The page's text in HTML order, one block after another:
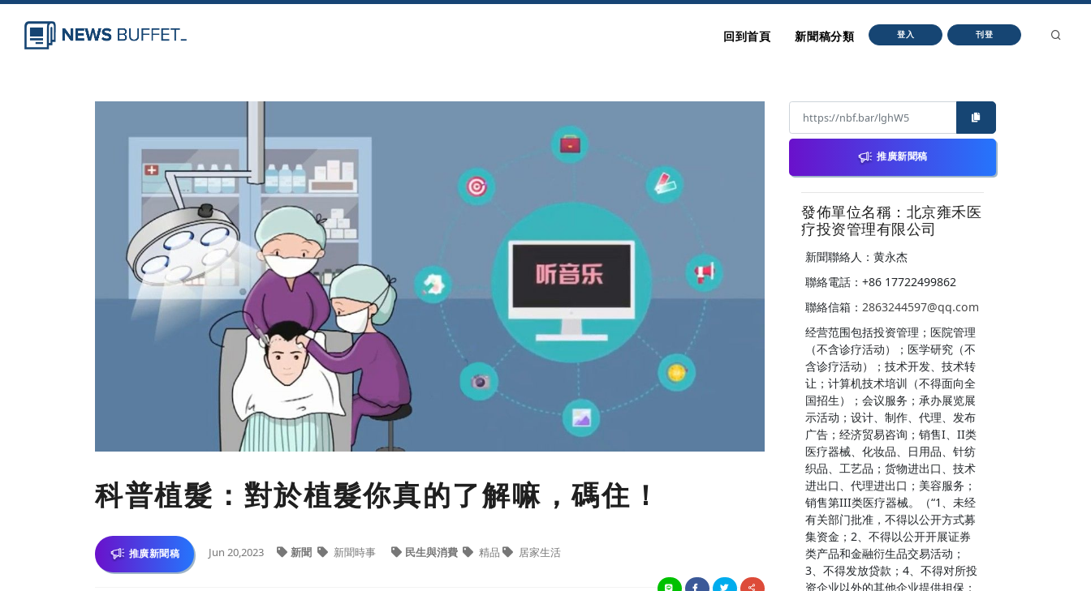
回到首頁 新聞稿分類 登入 刊登
科普植髮：對於植髮你真的了解嘛，碼住！
推廣新聞稿 Jun 20,2023 新聞 新聞時事 民生與消費 精品 居家生活
推廣新聞稿
發佈單位名稱：北京雍禾医
疗投资管理有限公司
新聞聯絡人：黄永杰
聯絡電話：+86 17722499862
聯絡信箱： 2863244597@qq.com
经营范围包括投资管理；医院管理
（不含诊疗活动）；医学研究（不
含诊疗活动）；技术开发、技术转
让；计算机技术培训（不得面向全
国招生）；会议服务；承办展览展
示活动；设计、制作、代理、发布
广告；经济贸易咨询；销售I、II类
医疗器械、化妆品、日用品、针纺
织品、工艺品；货物进出口、技术
进出口、代理进出口；美容服务；
销售第III类医疗器械。（“1、未经
有关部门批准，不得以公开方式募
集资金；2、不得以公开开展证券
类产品和金融衍生品交易活动；
3、不得发放贷款；4、不得对所投
资企业以外的其他企业提供担保；